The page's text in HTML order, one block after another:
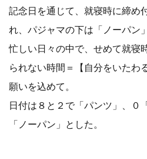
記念日を通じて、就寝時に締め
れ、パジャマの下は「ノーパン
忙しい日々の中で、せめて就寝
られない時間＝【自分をいたわ
願いを込めて。
日付は８と２で「パンツ」、０
「ノーパン」とした。